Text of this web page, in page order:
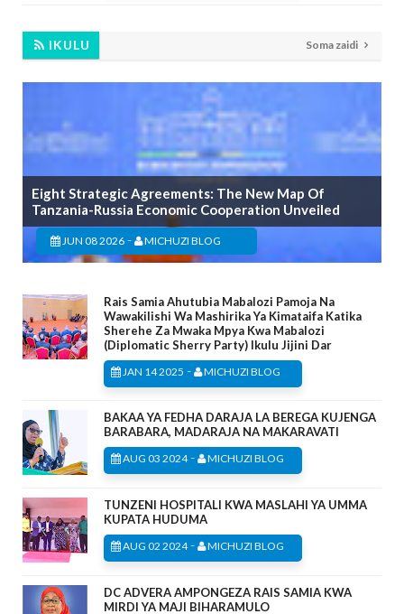
IKULU Soma zaidi
Eight Strategic Agreements: The New Map Of
Tanzania-Russia Economic Cooperation Unveiled
JUN 08 2026 - MICHUZI BLOG
Rais Samia Ahutubia Mabalozi Pamoja Na
Wawakilishi Wa Mashirika Ya Kimataifa Katika
Sherehe Za Mwaka Mpya Kwa Mabalozi
(Diplomatic Sherry Party) Ikulu Jijini Dar
JAN 14 2025 - MICHUZI BLOG
BAKAA YA FEDHA DARAJA LA BEREGA KUJENGA
BARABARA, MADARAJA NA MAKARAVATI
AUG 03 2024- MICHUZI BLOG
TUNZENI HOSPITALI KWA MASLAHI YA UMMA
KUPATA HUDUMA
AUG 02 2024- MICHUZI BLOG
DC ADVERA AMPONGEZA RAIS SAMIA KWA
MIRDI YA MAJI BIHARAMULO